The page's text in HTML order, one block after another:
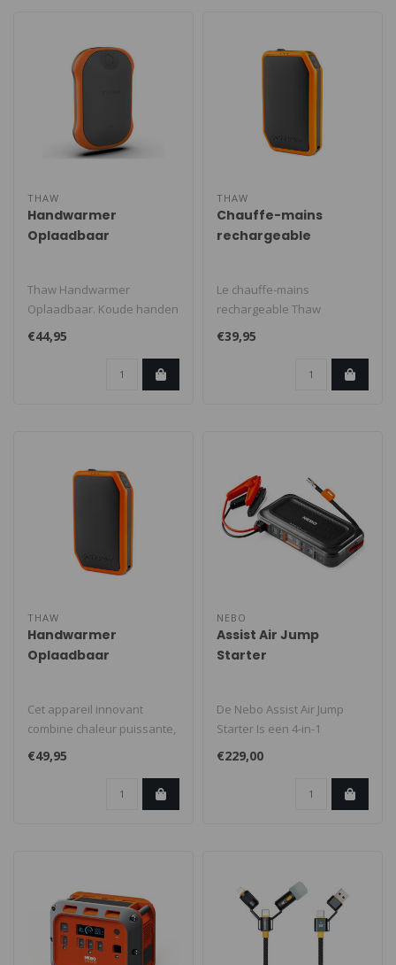
THAW
Handwarmer
Oplaadbaar
Thaw Handwarmer
Oplaadbaar. Koude handen
en een lege telefoon zijn
verleden tijd..
€44,95
THAW
Chauffe-mains
rechargeable
Le chauffe-mains
rechargeable Thaw
5100mAh combine confort et
fonctionnalités p..
€39,95
THAW
Handwarmer
Oplaadbaar
Cet appareil innovant
combine chaleur puissante,
lampe LED et batterie
externe d..
€49,95
NEBO
Assist Air Jump
Starter
De Nebo Assist Air Jump
Starter Is een 4-in-1
oplossing waarmee je kan
starten, ..
€229,00